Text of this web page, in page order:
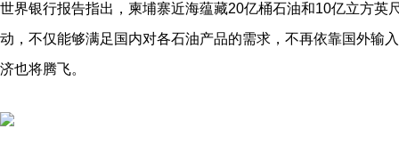
世界银行报告指出，柬埔寨近海蕴藏20亿桶石油和10亿立方英
动，不仅能够满足国内对各石油产品的需求，不再依靠国外输
济也将腾飞。